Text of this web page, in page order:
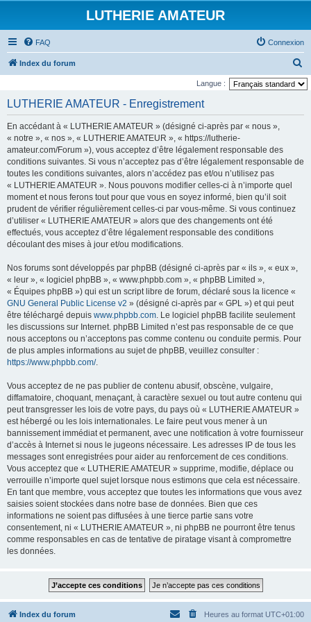
LUTHERIE AMATEUR
FAQ Connexion
Index du forum
e
Langue :
LUTHERIE AMATEUR - Enregistrement
En accédant à « LUTHERIE AMATEUR » (désigné ci-après par « nous »,
« notre », « nos », « LUTHERIE AMATEUR », « https://lutherie-
amateur.com/Forum »), vous acceptez d’être légalement responsable des
conditions suivantes. Si vous n’acceptez pas d’être légalement responsable de
toutes les conditions suivantes, alors n’accédez pas et/ou n’utilisez pas
« LUTHERIE AMATEUR ». Nous pouvons modifier celles-ci à n’importe quel
moment et nous ferons tout pour que vous en soyez informé, bien qu’il soit
prudent de vérifier régulièrement celles-ci par vous-même. Si vous continuez
d’utiliser « LUTHERIE AMATEUR » alors que des changements ont été
effectués, vous acceptez d’être légalement responsable des conditions
découlant des mises à jour et/ou modifications.
Nos forums sont développés par phpBB (désigné ci-après par « ils », « eux »,
« leur », « logiciel phpBB », « www.phpbb.com », « phpBB Limited »,
« Équipes phpBB ») qui est un script libre de forum, déclaré sous la licence «
GNU General Public License v2 » (désigné ci-après par « GPL ») et qui peut
être téléchargé depuis www.phpbb.com. Le logiciel phpBB facilite seulement
les discussions sur Internet. phpBB Limited n’est pas responsable de ce que
nous acceptons ou n’acceptons pas comme contenu ou conduite permis. Pour
de plus amples informations au sujet de phpBB, veuillez consulter :
https://www.phpbb.com/.
Vous acceptez de ne pas publier de contenu abusif, obscène, vulgaire,
diffamatoire, choquant, menaçant, à caractère sexuel ou tout autre contenu qui
peut transgresser les lois de votre pays, du pays où « LUTHERIE AMATEUR »
est hébergé ou les lois internationales. Le faire peut vous mener à un
bannissement immédiat et permanent, avec une notification à votre fournisseur
d’accès à Internet si nous le jugeons nécessaire. Les adresses IP de tous les
messages sont enregistrées pour aider au renforcement de ces conditions.
Vous acceptez que « LUTHERIE AMATEUR » supprime, modifie, déplace ou
verrouille n’importe quel sujet lorsque nous estimons que cela est nécessaire.
En tant que membre, vous acceptez que toutes les informations que vous avez
saisies soient stockées dans notre base de données. Bien que ces
informations ne soient pas diffusées à une tierce partie sans votre
consentement, ni « LUTHERIE AMATEUR », ni phpBB ne pourront être tenus
comme responsables en cas de tentative de piratage visant à compromettre
les données.
Index du forum Heures au format UTC+01:00